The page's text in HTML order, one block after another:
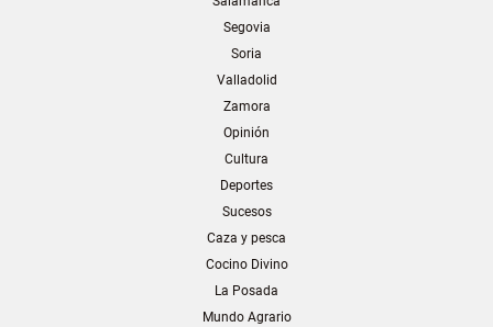
Segovia
Soria
Valladolid
Zamora
Opinión
Cultura
Deportes
Sucesos
Caza y pesca
Cocino Divino
La Posada
Mundo Agrario